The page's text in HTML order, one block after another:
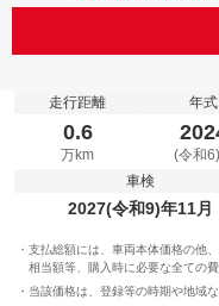
走行距離
0.6
万km
年式
(令和
車検
2027(令和9)年11月
支払総額には、車両本体価格の他
相当額等、購入時に必要な全ての
当該価格は、登録等の時期や地域